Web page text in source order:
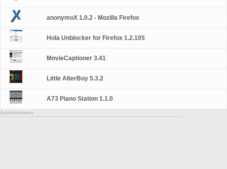
anonymoX 1.0.2 - Mozilla Firefox
Hola Unblocker for Firefox 1.2.105
MovieCaptioner 3.41
Little AlterBoy 5.3.2
A73 Piano Station 1.1.0
Advertisement